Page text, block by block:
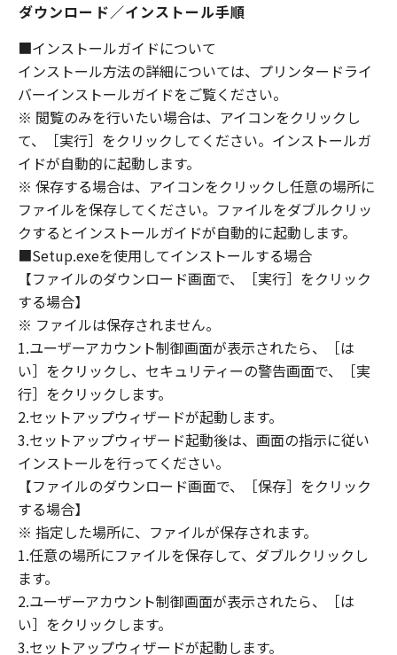
LICENSORS BE LIABLE FOR ANY DAMAGES
WHATSOEVER (INCLUDING WITHOUT
LIMITATION, LOSS OF BUSINESS PROFITS,
LOSS OF BUSINESS INFORMATION, LOSS OF
BUSINESS INTERRUPTION OR OTHER
COMPENSATORY, INCIDENTAL OR
CONSEQUENTIAL DAMAGES) ARISING OUT OF
THE SOFTWARE, USE THEREOF OR INABILITY
TO USE THE SOFTWARE EVEN IF EITHER
CANON, CANON'S SUBSIDIARIES OR
AFFILIATES, THEIR DISTRIBUTORS, DEALERS
OR CANON'S LICENSORS HAVE BEEN ADVISED
OF THE POSSIBILITY OF SUCH DAMAGES.
SOME STATES OR LEGAL JURISDICTIONS DO
NOT ALLOW THE LIMITATION OR EXCLUSION
OF LIABILITY FOR INCIDENTAL OR
CONSEQUENTIAL DAMAGES, OR PERSONAL
INJURY OR DEATH RESULTING FROM
NEGLIGENCE ON THE PART OF THE SELLER,
SO THE ABOVE LIMITATION OR EXCLUSION
MAY NOT APPLY TO YOU.
[RELEASE OF LIABILITY] TO THE FULL
EXTENT PERMITTED BY APPLICABLE LAW,
YOU HEREBY RELEASE CANON, CANON'S
SUBSIDIARIES AND AFFILIATES, THEIR
DISTRIBUTORS, DEALERS AND CANON'S
ARISING FROM OR RELATED TO ALL CLAIMS
CONCERNING THE SOFTWARE OR ITS USE.
8. TERM
ダウンロード／インストール手順
■インストールガイドについて
インストール方法の詳細については、プリンタードライ
バーインストールガイドをご覧ください。
※ 閲覧のみを行いたい場合は、アイコンをクリックし
て、［実行］をクリックしてください。インストールガ
イドが自動的に起動します。
※ 保存する場合は、アイコンをクリックし任意の場所に
ファイルを保存してください。ファイルをダブルクリッ
クするとインストールガイドが自動的に起動します。
■Setup.exeを使用してインストールする場合
【ファイルのダウンロード画面で、［実行］をクリック
する場合】
※ ファイルは保存されません。
1.ユーザーアカウント制御画面が表示されたら、［は
い］をクリックし、セキュリティーの警告画面で、［実
行］をクリックします。
2.セットアップウィザードが起動します。
3.セットアップウィザード起動後は、画面の指示に従い
インストールを行ってください。
【ファイルのダウンロード画面で、［保存］をクリック
する場合】
※ 指定した場所に、ファイルが保存されます。
1.任意の場所にファイルを保存して、ダブルクリックし
ます。
2.ユーザーアカウント制御画面が表示されたら、［は
い］をクリックします。
3.セットアップウィザードが起動します。